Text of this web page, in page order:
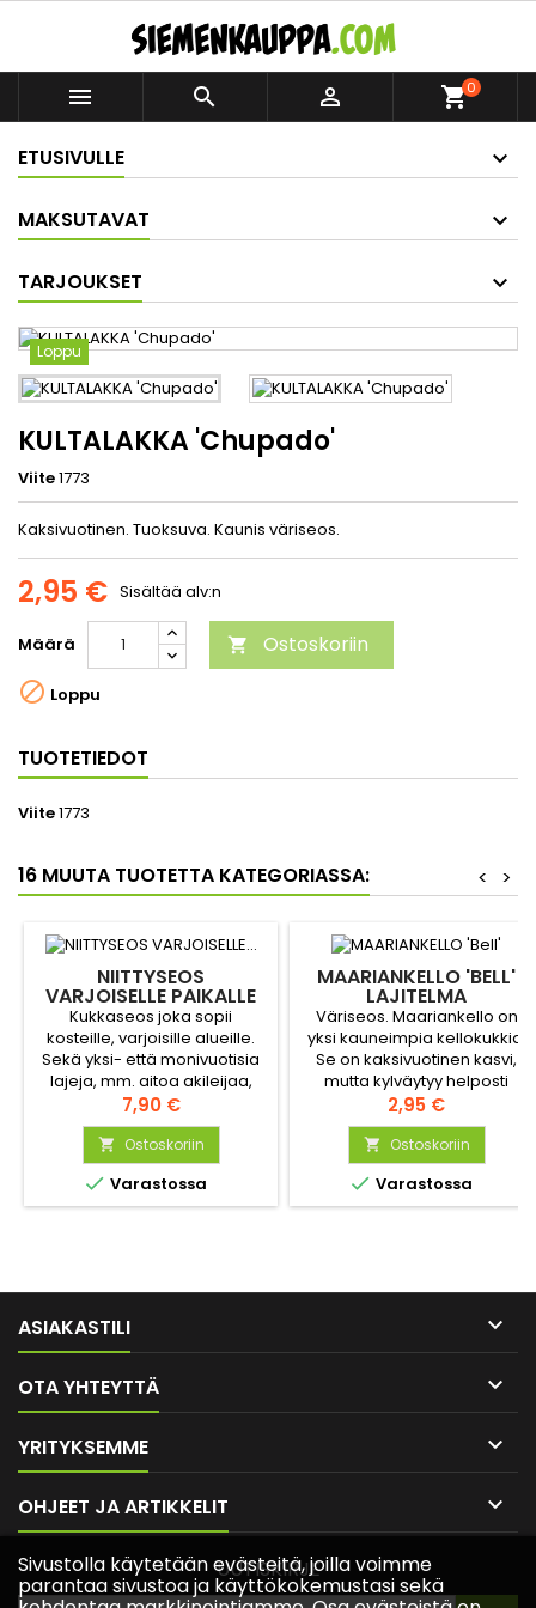
   shopping_cart0
ETUSIVULLE
MAKSUTAVAT
TARJOUKSET
Loppu
KULTALAKKA 'Chupado'
Viite1773
Kaksivuotinen. Tuoksuva. Kaunis väriseos.
2,95 € Sisältää alv:n
Määrä  Ostoskoriin
 Loppu
TUOTETIEDOT
Viite1773
16 MUUTA TUOTETTA KATEGORIASSA: >
<
NIITTYSEOS
VARJOISELLE PAIKALLE
Kukkaseos joka sopii
kosteille, varjoisille alueille.
Sekä yksi- että monivuotisia
lajeja, mm. aitoa akileijaa,
erilaisia kellokukkia,
sormustinkukkia,
tuoksuorvokkia ja
kevätesikoita. Mukana myös
tuoksuvia lajikkeita jotka
houkuttelevat perhosia.
Hinta
7,90 €
 Ostoskoriin
 Varastossa
MAARIANKELLO 'BELL'
LAJITELMA
Väriseos. Maariankello on
yksi kauneimpia kellokukkia.
Se on kaksivuotinen kasvi,
mutta kylväytyy helposti
itsestään. Maariankellolla on
tukeva, haaroittunut varsi, ja
latvassa on runsaasti suuria
ruukkumaisia kukkia.
Hinta
2,95 €
 Ostoskoriin
 Varastossa
ASIAKASTILI 
OTA YHTEYTTÄ 
YRITYKSEMME 
OHJEET JA ARTIKKELIT 
Sivustolla käytetään evästeitä, joilla voimme
parantaa sivustoa ja käyttökokemustasi sekä
UUTISKIRJE